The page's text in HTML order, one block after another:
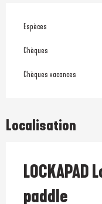
Espèces
Chèques
Chèques vacances
Localisation
LOCKAPAD
paddle